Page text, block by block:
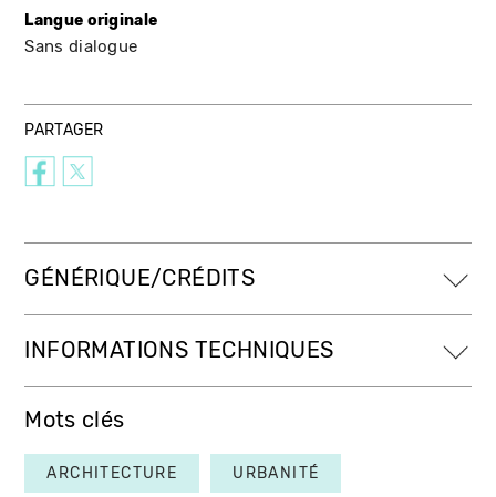
Langue originale
Sans dialogue
PARTAGER
GÉNÉRIQUE/CRÉDITS
INFORMATIONS TECHNIQUES
Mots clés
ARCHITECTURE URBANITÉ